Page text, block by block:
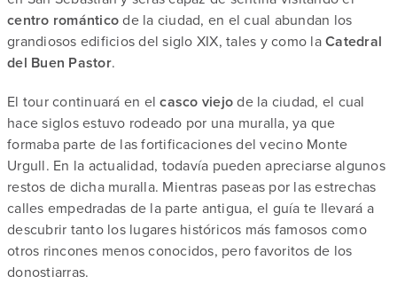
centro románticode la ciudad, en el cual abundan los
grandiosos edificios del siglo XIX, tales y como laCatedral
del Buen Pastor.
El tour continuará en elcasco viejode la ciudad, el cual
hace siglos estuvo rodeado por una muralla, ya que
formaba parte de las fortificaciones del vecino Monte
Urgull. En la actualidad, todavía pueden apreciarse algunos
restos de dicha muralla. Mientras paseas por las estrechas
calles empedradas de la parte antigua, el guía te llevará a
descubrir tanto los lugares históricos más famosos como
otros rincones menos conocidos, pero favoritos de los
donostiarras.